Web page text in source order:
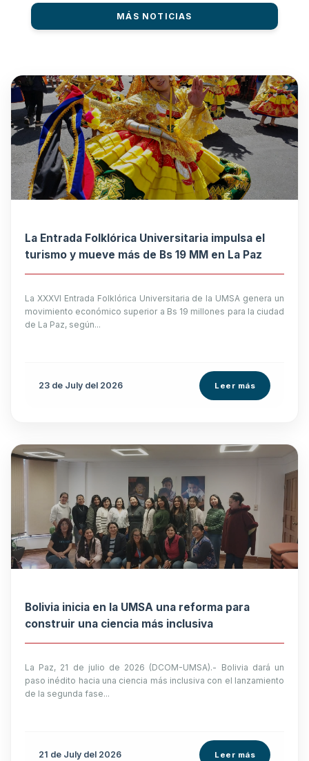
MÁS NOTICIAS
La Entrada Folklórica Universitaria impulsa el
turismo y mueve más de Bs 19 MM en La Paz
La XXXVI Entrada Folklórica Universitaria de la UMSA genera un
movimiento económico superior a Bs 19 millones para la ciudad
de La Paz, según...
23 de July del 2026 Leer más
Bolivia inicia en la UMSA una reforma para
construir una ciencia más inclusiva
La Paz, 21 de julio de 2026 (DCOM-UMSA).- Bolivia dará un
paso inédito hacia una ciencia más inclusiva con el lanzamiento
de la segunda fase...
21 de July del 2026 Leer más